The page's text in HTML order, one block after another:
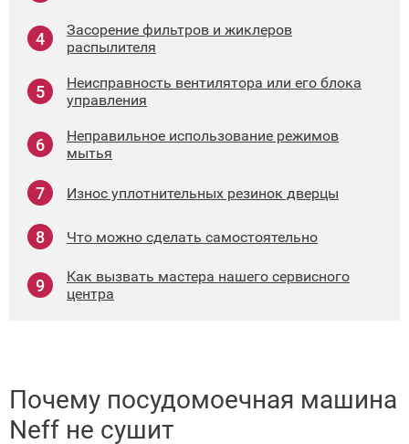
Засорение фильтров и жиклеров
распылителя
Неисправность вентилятора или его блока
управления
Неправильное использование режимов
мытья
Износ уплотнительных резинок дверцы
Что можно сделать самостоятельно
Как вызвать мастера нашего сервисного
центра
Почему посудомоечная машина
Neff не сушит